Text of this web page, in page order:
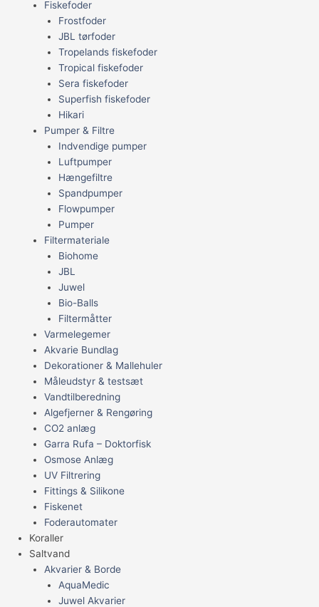
Fiskefoder
Frostfoder
JBL tørfoder
Tropelands fiskefoder
Tropical fiskefoder
Sera fiskefoder
Superfish fiskefoder
Hikari
Pumper & Filtre
Indvendige pumper
Luftpumper
Hængefiltre
Spandpumper
Flowpumper
Pumper
Filtermateriale
Biohome
JBL
Juwel
Bio-Balls
Filtermåtter
Varmelegemer
Akvarie Bundlag
Dekorationer & Mallehuler
Måleudstyr & testsæt
Vandtilberedning
Algefjerner & Rengøring
CO2 anlæg
Garra Rufa – Doktorfisk
Osmose Anlæg
UV Filtrering
Fittings & Silikone
Fiskenet
Foderautomater
Koraller
Saltvand
Akvarier & Borde
AquaMedic
Juwel Akvarier